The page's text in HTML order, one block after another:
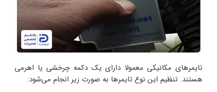
تایمرهای مکانیکی معمولا دارای یک دکمه چرخشی یا اهرمی
هستند. تنظیم این نوع تایمرها به صورت زیر انجام می‌شود: